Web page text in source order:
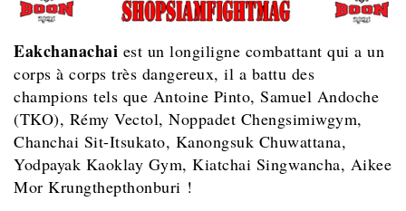
Eakchanachai est un longiligne combattant qui a un
corps à corps très dangereux, il a battu des
champions tels que Antoine Pinto, Samuel Andoche
(TKO), Rémy Vectol, Noppadet Chengsimiwgym,
Chanchai Sit-Itsukato, Kanongsuk Chuwattana,
Yodpayak Kaoklay Gym, Kiatchai Singwancha, Aikee
Mor Krungthepthonburi !